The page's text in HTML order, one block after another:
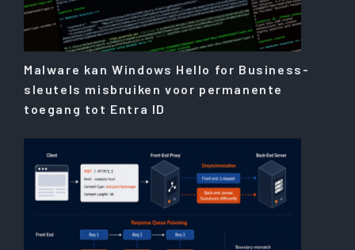
Malware kan Windows Hello for Business-
sleutels misbruiken voor permanente
toegang tot Entra ID